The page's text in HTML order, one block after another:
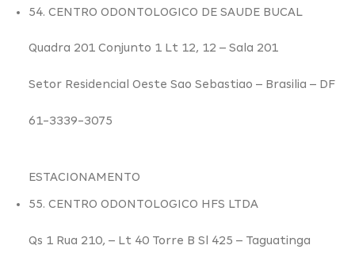
54. CENTRO ODONTOLOGICO DE SAUDE BUCAL
Quadra 201 Conjunto 1 Lt 12, 12 – Sala 201
Setor Residencial Oeste Sao Sebastiao – Brasilia – DF
61-3339-3075
ESTACIONAMENTO
55. CENTRO ODONTOLOGICO HFS LTDA
Qs 1 Rua 210, – Lt 40 Torre B Sl 425 – Taguatinga